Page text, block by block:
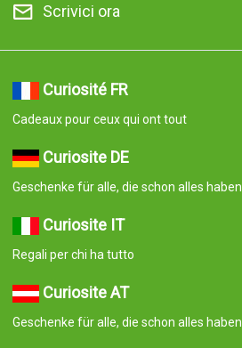
Scrivici ora
Curiosité FR
Cadeaux pour ceux qui ont tout
Curiosite DE
Geschenke für alle, die schon alles haben
Curiosite IT
Regali per chi ha tutto
Curiosite AT
Geschenke für alle, die schon alles haben